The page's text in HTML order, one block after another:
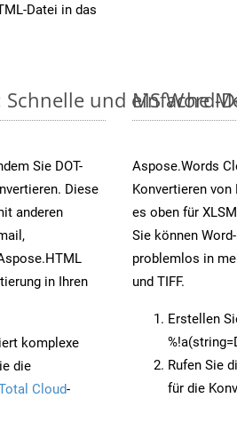
Datei in das
und einfache
Sie DOT-
Diese
anderen
in Ihren
komplexe
die
Cloud-
MS Word-
Aspose.Words
Konvertieren
es oben für
Sie können
problemlos in
und TIFF.
Erstellen
Rufen Sie
für die